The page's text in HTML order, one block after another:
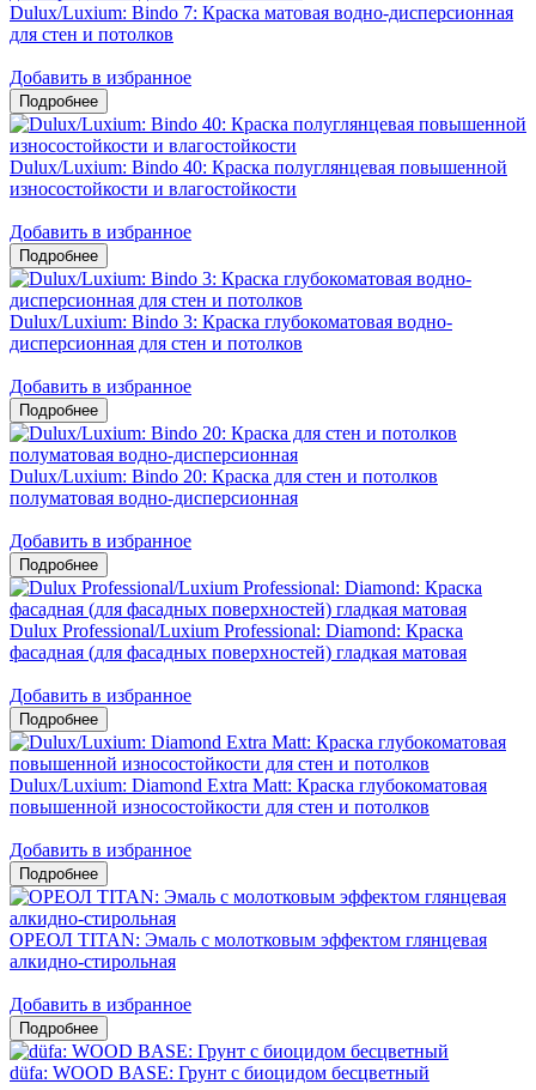
Dulux/Luxium: Bindo 7: Краска матовая водно-дисперсионная
для стен и потолков
Добавить в избранное
Dulux/Luxium: Bindo 40: Краска полуглянцевая повышенной
износостойкости и влагостойкости
Добавить в избранное
Dulux/Luxium: Bindo 3: Краска глубокоматовая водно-
дисперсионная для стен и потолков
Добавить в избранное
Dulux/Luxium: Bindo 20: Краска для стен и потолков
полуматовая водно-дисперсионная
Добавить в избранное
Dulux Professional/Luxium Professional: Diamond: Краска
фасадная (для фасадных поверхностей) гладкая матовая
Добавить в избранное
Dulux/Luxium: Diamond Extra Matt: Краска глубокоматовая
повышенной износостойкости для стен и потолков
Добавить в избранное
ОРЕОЛ TITAN: Эмаль с молотковым эффектом глянцевая
алкидно-стирольная
Добавить в избранное
düfa: WOOD BASE: Грунт с биоцидом бесцветный